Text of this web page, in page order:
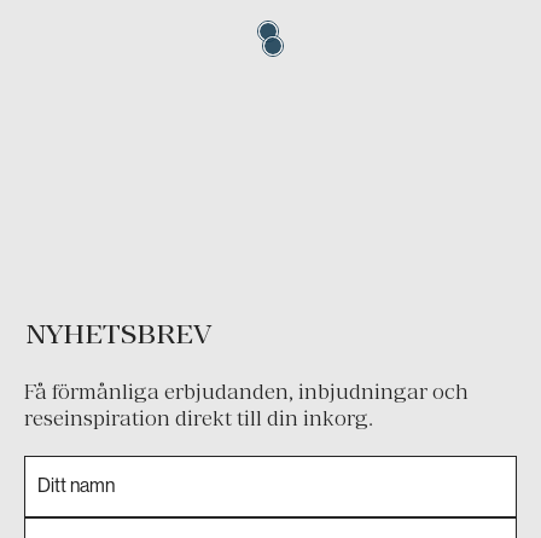
NYHETSBREV
Få förmånliga erbjudanden, inbjudningar och
reseinspiration direkt till din inkorg.